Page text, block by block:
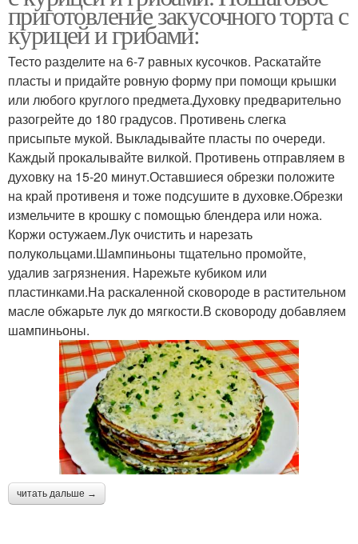
приготовление закусочного торта с
курицей и грибами:
Тесто разделите на 6-7 равных кусочков. Раскатайте
пласты и придайте ровную форму при помощи крышки
или любого круглого предмета.Духовку предварительно
разогрейте до 180 градусов. Противень слегка
присыпьте мукой. Выкладывайте пласты по очереди.
Каждый прокалывайте вилкой. Противень отправляем в
духовку на 15-20 минут.Оставшиеся обрезки положите
на край противеня и тоже подсушите в духовке.Обрезки
измельчите в крошку с помощью блендера или ножа.
Коржи остужаем.Лук очистить и нарезать
полукольцами.Шампиньоны тщательно промойте,
удалив загрязнения. Нарежьте кубиком или
пластинками.На раскаленной сковороде в растительном
масле обжарьте лук до мягкости.В сковороду добавляем
шампиньоны.
читать дальше →